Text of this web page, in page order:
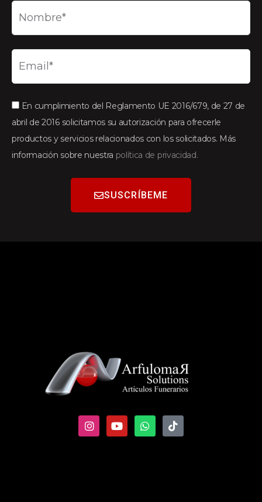
En cumplimiento del Reglamento UE 2016/679, de 27 de
abril de 2016 solicitamos su autorización para ofrecerle
productos y servicios relacionados con los solicitados. Más
información sobre nuestra política de privacidad.
SUSCRÍBEME